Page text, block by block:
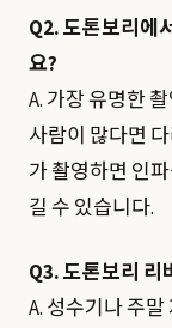
Q2. 도톤보리에
요?
A. 가장 유명한
사람이 많다면
가 촬영하면 인
길 수 있습니다.
Q3. 도톤보리 리
A. 성수기나 주